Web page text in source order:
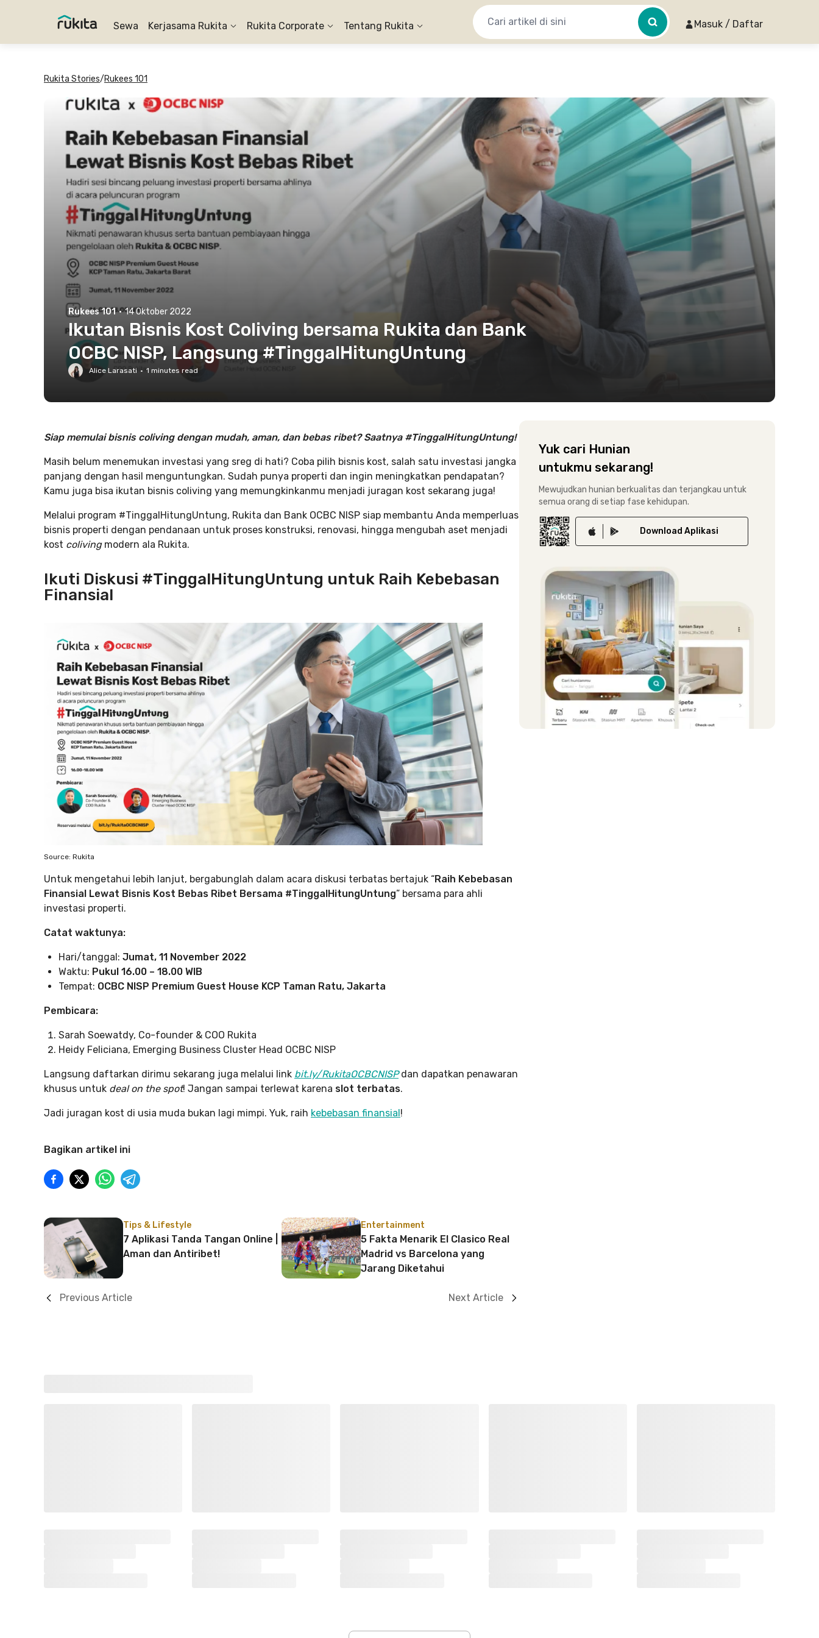
Sewa Kerjasama Rukita Rukita Corporate Tentang Rukita Masuk / Daftar
Rukita Stories/Rukees 101
Rukees 101 · 14 Oktober 2022
Ikutan Bisnis Kost Coliving bersama Rukita dan Bank
OCBC NISP, Langsung #TinggalHitungUntung
Alice Larasati · 1 minutes read
Siap memulai bisnis coliving dengan mudah, aman, dan bebas ribet? Saatnya #TinggalHitungUntung!
Masih belum menemukan investasi yang sreg di hati? Coba pilih bisnis kost, salah satu investasi jangka
panjang dengan hasil menguntungkan. Sudah punya properti dan ingin meningkatkan pendapatan?
Kamu juga bisa ikutan bisnis coliving yang memungkinkanmu menjadi juragan kost sekarang juga!
Melalui program #TinggalHitungUntung, Rukita dan Bank OCBC NISP siap membantu Anda memperluas
bisnis properti dengan pendanaan untuk proses konstruksi, renovasi, hingga mengubah aset menjadi
kost colivingmodern ala Rukita.
Ikuti Diskusi #TinggalHitungUntung untuk Raih Kebebasan
Finansial
Source: Rukita
Untuk mengetahui lebih lanjut, bergabunglah dalam acara diskusi terbatas bertajuk “Raih Kebebasan
Finansial Lewat Bisnis Kost Bebas Ribet Bersama #TinggalHitungUntung” bersama para ahli
investasi properti.
Catat waktunya:
Hari/tanggal: Jumat, 11 November 2022
Waktu: Pukul 16.00 – 18.00 WIB
Tempat: OCBC NISP Premium Guest House KCP Taman Ratu, Jakarta
Pembicara:
Sarah Soewatdy, Co-founder & COO Rukita
Heidy Feliciana, Emerging Business Cluster Head OCBC NISP
Langsung daftarkan dirimu sekarang juga melalui link bit.ly/RukitaOCBCNISP dan dapatkan penawaran
khusus untuk deal on the spot! Jangan sampai terlewat karena slot terbatas.
Jadi juragan kost di usia muda bukan lagi mimpi. Yuk, raih kebebasan finansial!
Bagikan artikel ini
Tips & Lifestyle
7 Aplikasi Tanda Tangan Online |
Aman dan Antiribet!
Previous Article
Entertainment
5 Fakta Menarik El Clasico Real
Madrid vs Barcelona yang
Jarang Diketahui
Next Article
Yuk cari Hunian
untukmu sekarang!
Mewujudkan hunian berkualitas dan terjangkau untuk
semua orang di setiap fase kehidupan.
Download Aplikasi